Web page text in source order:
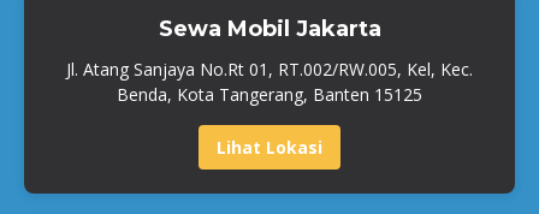
Sewa Mobil Jakarta
Jl. Atang Sanjaya No.Rt 01, RT.002/RW.005, Kel, Kec.
Benda, Kota Tangerang, Banten 15125
Lihat Lokasi